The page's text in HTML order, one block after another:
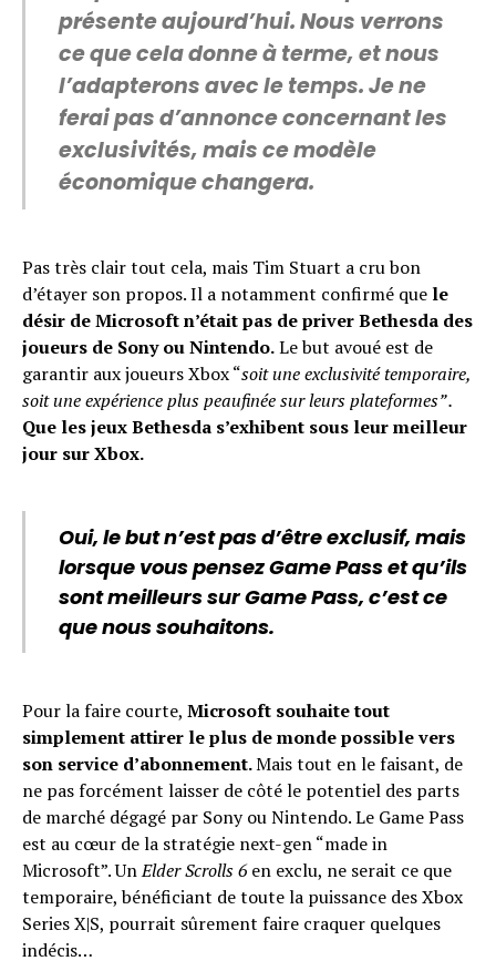
présente aujourd’hui. Nous verrons
ce que cela donne à terme, et nous
l’adapterons avec le temps. Je ne
ferai pas d’annonce concernant les
exclusivités, mais ce modèle
économique changera.
Pas très clair tout cela, mais Tim Stuart a cru bon
d’étayer son propos. Il a notamment confirmé que le
désir de Microsoft n’était pas de priver Bethesda des
joueurs de Sony ou Nintendo.Le but avoué est de
garantir aux joueurs Xbox “soit une exclusivité temporaire,
soit une expérience plus peaufinée sur leurs plateformes” .
Que les jeux Bethesda s’exhibent sous leur meilleur
jour sur Xbox.
Oui, le but n’est pas d’être exclusif, mais
lorsque vous pensez Game Pass et qu’ils
sont meilleurs sur Game Pass, c’est ce
que nous souhaitons.
Pour la faire courte, Microsoft souhaite tout
simplement attirer le plus de monde possible vers
son service d’abonnement.Mais tout en le faisant, de
ne pas forcément laisser de côté le potentiel des parts
de marché dégagé par Sony ou Nintendo. Le Game Pass
est au cœur de la stratégie next-gen “made in
Microsoft”. UnElder Scrolls 6en exclu, ne serait ce que
temporaire, bénéficiant de toute la puissance des Xbox
Series X|S, pourrait sûrement faire craquer quelques
indécis…
Flipboard
Reddit
Pinterest
Whatsapp
Email